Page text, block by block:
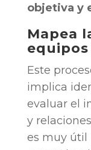
objetiva y
Mapea
Este
implica
evaluar el
y
es muy útil